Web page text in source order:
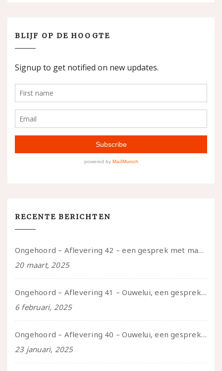
BLIJF OP DE HOOGTE
RECENTE BERICHTEN
Ongehoord – Aflevering 42 – een gesprek met marijn over seksueel opbloeien, het ouderschap uitvinden en verschillende leeftijden in je mee dragen
20 maart, 2025
Ongehoord – Aflevering 41 – Ouwelui, een gesprek met Marcelle over polyamorie op latere leeftijd, (mantel)zorg voor je partners en seksueel plezier.
6 februari, 2025
Ongehoord – Aflevering 40 – Ouwelui, een gesprek met Sadie Lune over vormende relaties en de geschiedenis van de queer pornobeweging
23 januari, 2025